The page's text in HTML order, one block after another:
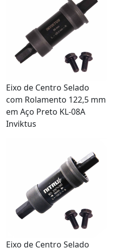
Eixo de Centro Selado
com Rolamento 122,5 mm
em Aço Preto KL-08A
Inviktus
Eixo de Centro Selado